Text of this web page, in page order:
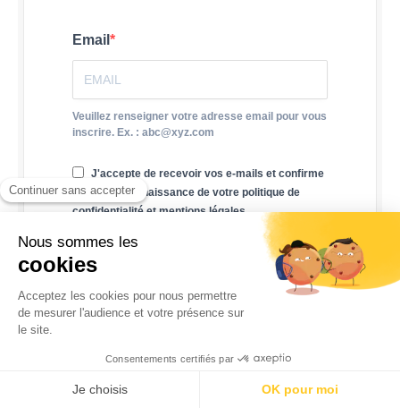
Email
Veuillez renseigner votre adresse email pour vous
inscrire. Ex. : abc@xyz.com
J'accepte de recevoir vos e-mails et confirme
avoir pris connaissance de votre politique de
confidentialité et mentions légales.
Vous pouvez vous désinscrire à tout moment en
cliquant sur le lien présent dans nos emails.
JE M'INSCRIS